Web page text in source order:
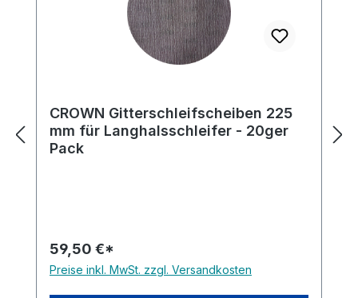
CROWN Gitterschleifscheiben 225
mm für Langhalsschleifer - 20ger
Pack
59,50 €*
Preise inkl. MwSt. zzgl. Versandkosten